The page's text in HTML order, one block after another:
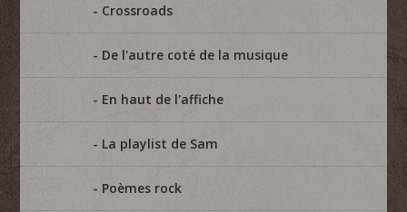
Crossroads
De l'autre coté de la musique
En haut de l'affiche
La playlist de Sam
Poèmes rock